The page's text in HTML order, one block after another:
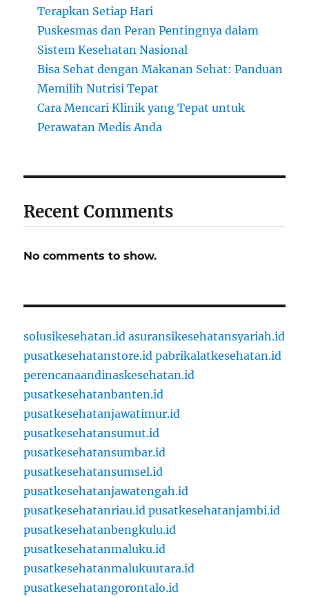
Terapkan Setiap Hari
Puskesmas dan Peran Pentingnya dalam
Sistem Kesehatan Nasional
Bisa Sehat dengan Makanan Sehat: Panduan
Memilih Nutrisi Tepat
Cara Mencari Klinik yang Tepat untuk
Perawatan Medis Anda
Recent Comments
No comments to show.
solusikesehatan.id asuransikesehatansyariah.id
pusatkesehatanstore.id pabrikalatkesehatan.id
perencanaandinaskesehatan.id
pusatkesehatanbanten.id
pusatkesehatanjawatimur.id
pusatkesehatansumut.id
pusatkesehatansumbar.id
pusatkesehatansumsel.id
pusatkesehatanjawatengah.id
pusatkesehatanriau.id pusatkesehatanjambi.id
pusatkesehatanbengkulu.id
pusatkesehatanmaluku.id
pusatkesehatanmalukuutara.id
pusatkesehatangorontalo.id